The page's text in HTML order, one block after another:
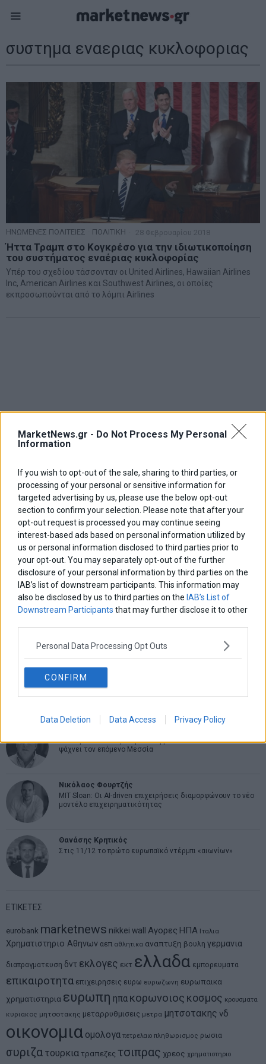
MarketNews.gr - Do Not Process My Personal
Information
If you wish to opt-out of the sale, sharing to third parties, or
processing of your personal or sensitive information for
targeted advertising by us, please use the below opt-out
section to confirm your selection. Please note that after your
opt-out request is processed you may continue seeing
interest-based ads based on personal information utilized by
us or personal information disclosed to third parties prior to
your opt-out. You may separately opt-out of the further
disclosure of your personal information by third parties on the
IAB’s list of downstream participants. This information may
also be disclosed by us to third parties on the IAB’s List of
Downstream Participants that may further disclose it to other
Personal Data Processing Opt Outs
CONFIRM
Data Deletion Data Access Privacy Policy
συστημα εναεριας κυκλοφοριας
ΗΝΩΜΕΝΕΣ ΠΟΛΙΤΕΙΕΣ ΠΟΛΙΤΙΚΗ 28 Φεβρουαρίου 2018
Ήττα Τραμπ στο Κογκρέσο για την ιδιωτικοποίηση
του συστήματος εναέριας κυκλοφορίας
Yπέρ του σχεδίου τάσσονταν οι United Airlines, Hawaiian Airlines
Inc, American Airlines και Southwest Airlines, οι οποίες
εκπροσωπούνται από το λόμπι Airlines
ΑΡΘΡΟΓΡΑΦΟΙ
Ελευθερία Κούρταλη
Οι «τιμωροί» των ομολόγων επέστρεψαν
Σταματίνα Σταματάκου
Η βία κατά των ζώων δεν αντέχει βολικές ερμηνείες
Από την αποθέωση στην καταγγελία: Η Ελλάδα πάντα
ψάχνει τον επόμενο Μεσσία
Νικόλαος Φουρτζής
MIT Sloan: Οι AI-driven επιχειρήσεις διαμορφώνουν το νέο
μοντέλο επιχειρηματικότητας
Θανάσης Κρητικός
Στις 11/12 το πρώτο ευρωπαϊκό ντέρμπι «αιωνίων»
ΕΤΙΚΕΤΕΣ
eurobank marketnews nikkei wall Αγορες ΗΠΑ Ιταλια
Χρηματιστηριο Αθηνων αεπ αθλητικα αναπτυξη βουλη γερμανια
διαπραγματευση δντ εκλογες εκτ ελλαδα εμπορευματα
επικαιροτητα επιχειρησεις ευρω ευρωζωνη ευρωπαικα
χρηματιστηρια ευρωπη ηπα κορωνοιος κοσμος κρουσματα
κυριακος μητσοτακης μεταρρυθμισεις μετρα μητσοτακης νδ
οικονομια ομολογα πετρελαιο πληθωρισμος ρωσια
συριζα τουρκια τραπεζες τσιπρας χρεος χρηματιστηριο